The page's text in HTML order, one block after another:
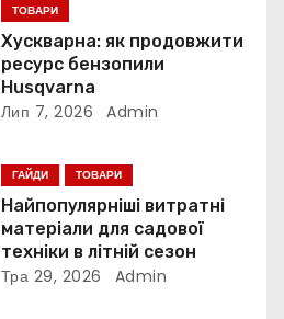
ТОВАРИ
Хускварна: як продовжити
ресурс бензопили
Husqvarna
Лип 7, 2026 Admin
ГАЙДИ ТОВАРИ
Найпопулярніші витратні
матеріали для садової
техніки в літній сезон
Тра 29, 2026 Admin